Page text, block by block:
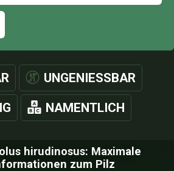
UNGENIESSBAR
NAMENTLICH
hirudinosus: Maximale
zum Pilz